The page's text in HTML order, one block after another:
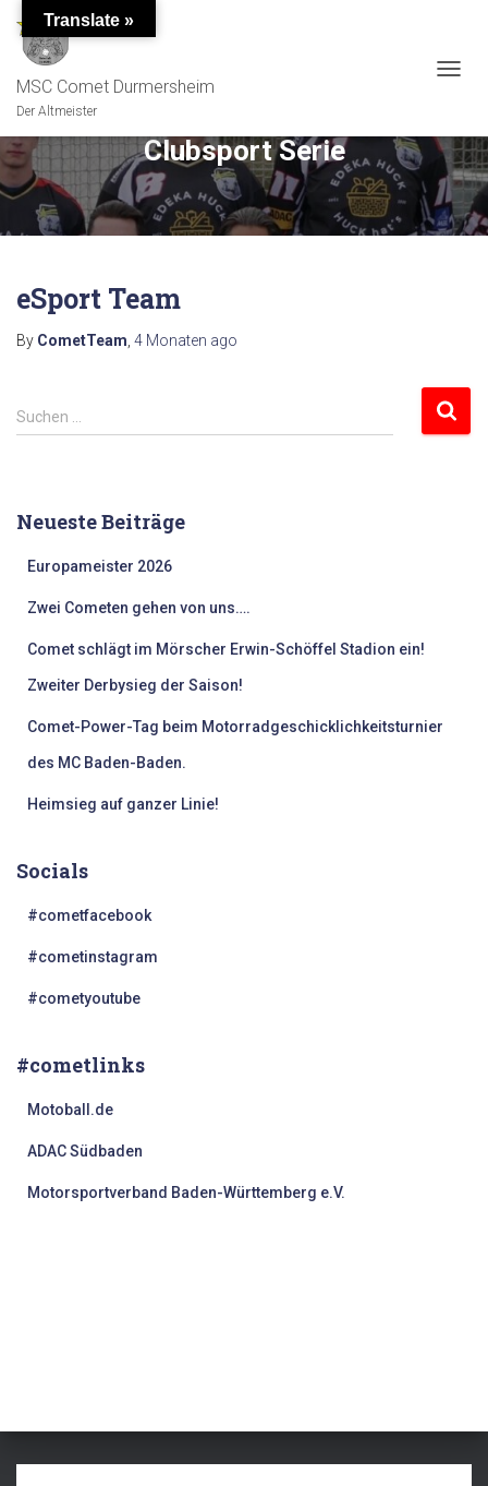
MSC Comet Durmersheim
Der Altmeister
Clubsport Serie
eSport Team
By CometTeam 4 Monaten ago
S
u
n
Suchen …
Neueste Beiträge
Europameister 2026
Zwei Cometen gehen von uns….
Comet schlägt im Mörscher Erwin-Schöffel Stadion ein!
Zweiter Derbysieg der Saison!
Comet-Power-Tag beim Motorradgeschicklichkeitsturnier
des MC Baden-Baden.
Heimsieg auf ganzer Linie!
Socials
#cometfacebook
#cometinstagram
#cometyoutube
#cometlinks
Motoball.de
ADAC Südbaden
Motorsportverband Baden-Württemberg e.V.
Translate »